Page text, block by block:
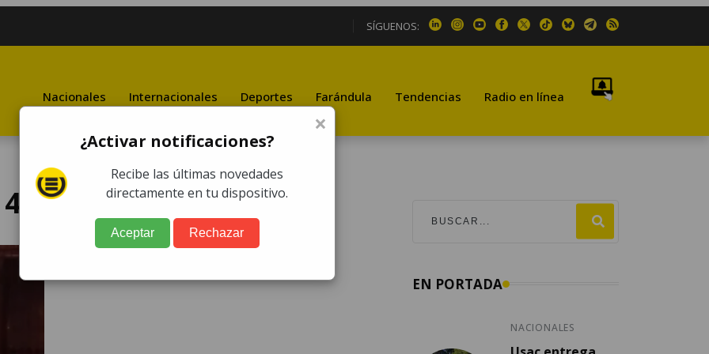
SÍGUENOS:
Nacionales Internacionales Deportes Farándula Tendencias Radio en línea
de Villa Nueva
EN PORTADA
NACIONALES
×
¿Activar notificaciones?
Recibe las últimas novedades
directamente en tu dispositivo.
Aceptar Rechazar